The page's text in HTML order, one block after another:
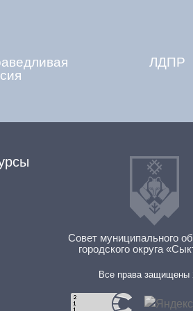
ЛДПР
Совет муниципального
городского округа
Все права защищены